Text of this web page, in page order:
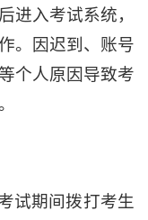
进入考试系统，
。因迟到、账号
个人原因导致考
试期间拨打考生